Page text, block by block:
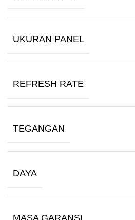
UKURAN PANEL
REFRESH RATE
TEGANGAN
DAYA
MASA GARANSI